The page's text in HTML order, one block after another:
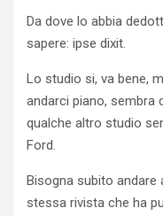
Da dove lo abbia
sapere: ipse dixit.
Lo studio si, va bene,
andarci piano, sembra
qualche altro studio
Ford.
Bisogna subito andare
stessa rivista che ha